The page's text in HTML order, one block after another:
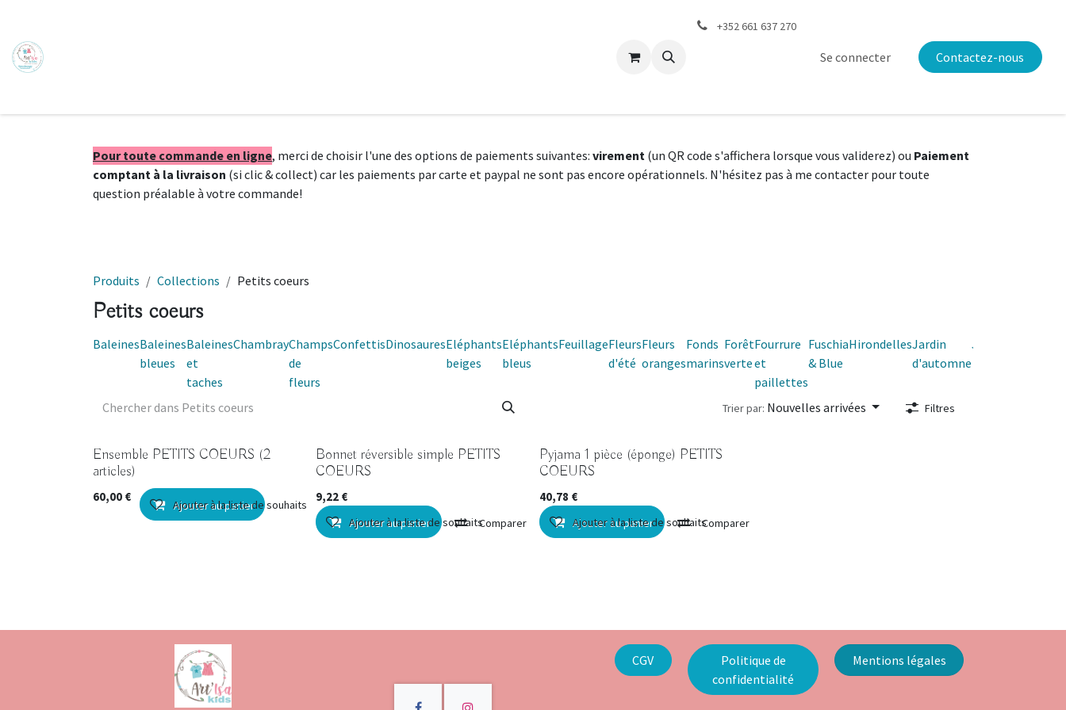
+352 661 637 270
Se connecter Contactez-nous
Pour toute commande en ligne, merci de choisir l'une des options de paiements suivantes: virement (un QR code s'affichera lorsque vous validerez) ou Paiement
comptant à la livraison (si clic & collect) car les paiements par carte et paypal ne sont pas encore opérationnels. N'hésitez pas à me contacter pour toute
question préalable à votre commande!
Produits Collections Petits coeurs
Petits coeurs
BaleinesBaleines
bleues
Baleines
et
taches
ChambrayChamps
de
fleurs
ConfettisDinosauresEléphants
beiges
Eléphants
bleus
FeuillageFleurs
d'été
Fleurs
oranges
Fonds
marins
Forêt
verte
Fourrure
et
paillettes
Fuschia
& Blue
HirondellesJardin
d'automne
Jeans
Trier par: Nouvelles arrivées Filtres
Ensemble PETITS COEURS (2
articles)
60,00 €
Ajouter au panier
Ajouter à la liste de souhaits
Bonnet réversible simple PETITS
COEURS
9,22 €
Ajouter au panier Comparer
Ajouter à la liste de souhaits
Pyjama 1 pièce (éponge) PETITS
COEURS
40,78 €
Ajouter au panier Comparer
Ajouter à la liste de souhaits
CGV
Politique de
confidentialité
Mentions légales